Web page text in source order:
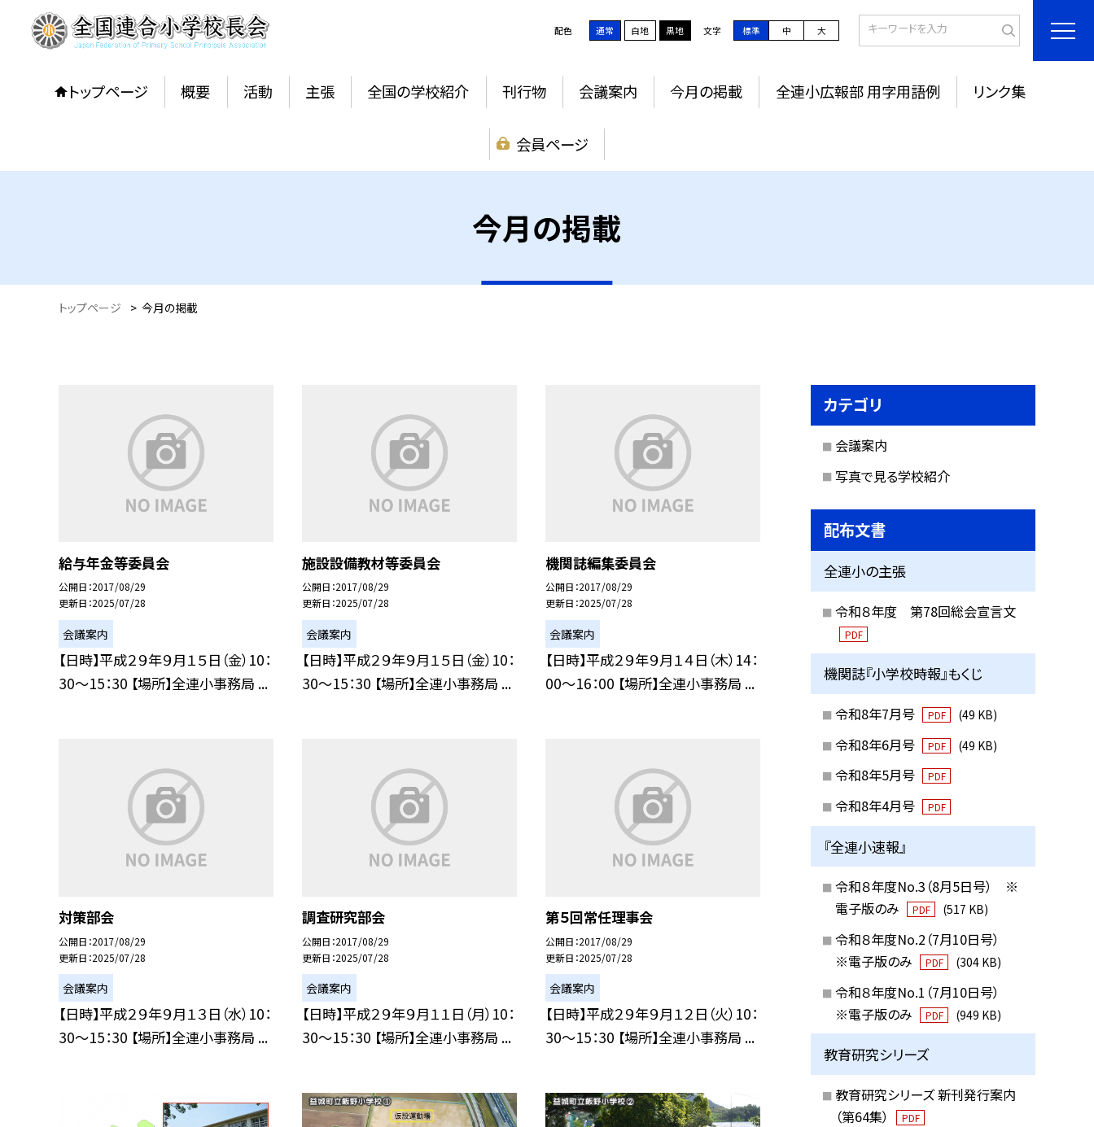
配色 通常 白地 黒地 文字 標準 中 大
トップページ 概要 活動 主張 全国の学校紹介 刊行物 会議案内 今月の掲載 全連小広報部 用字用語例 リンク集
会員ページ
今月の掲載
トップページ > 今月の掲載
給与年金等委員会
公開日 2017/08/29
更新日 2025/07/28
会議案内
【日時】平成２９年９月１５日（金）10：
30〜15：30 【場所】全連小事務局 ...
施設設備教材等委員会
公開日 2017/08/29
更新日 2025/07/28
会議案内
【日時】平成２９年９月１５日（金）10：
30〜15：30 【場所】全連小事務局 ...
機関誌編集委員会
公開日 2017/08/29
更新日 2025/07/28
会議案内
【日時】平成２９年９月１４日（木）14：
00〜16：00 【場所】全連小事務局 ...
対策部会
公開日 2017/08/29
更新日 2025/07/28
会議案内
【日時】平成２９年９月１３日（水）10：
30〜15：30 【場所】全連小事務局 ...
調査研究部会
公開日 2017/08/29
更新日 2025/07/28
会議案内
【日時】平成２９年９月１１日（月）10：
30〜15：30 【場所】全連小事務局 ...
第５回常任理事会
公開日 2017/08/29
更新日 2025/07/28
会議案内
【日時】平成２９年９月１２日（火）10：
30〜15：30 【場所】全連小事務局 ...
カテゴリ
会議案内
写真で見る学校紹介
配布文書
全連小の主張
令和８年度 第78回総会宣言文
PDF
機関誌『小学校時報』もくじ
令和8年7月号 PDF (49 KB)
令和8年6月号 PDF (49 KB)
令和8年5月号 PDF
令和8年4月号 PDF
『全連小速報』
令和８年度No.3（8月5日号） ※
電子版のみ
PDF (517 KB)
令和８年度No.2（7月10日号）
※電子版のみ
PDF (304 KB)
令和８年度No.1（7月10日号）
※電子版のみ
PDF (949 KB)
教育研究シリーズ
教育研究シリーズ 新刊発行案内
（第64集）
PDF